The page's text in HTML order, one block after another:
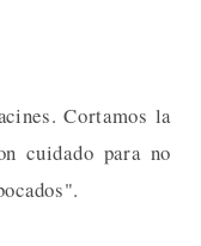
Cortamos la
cuidado para no